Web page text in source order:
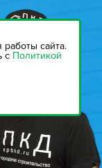
сайта.
с Политикой